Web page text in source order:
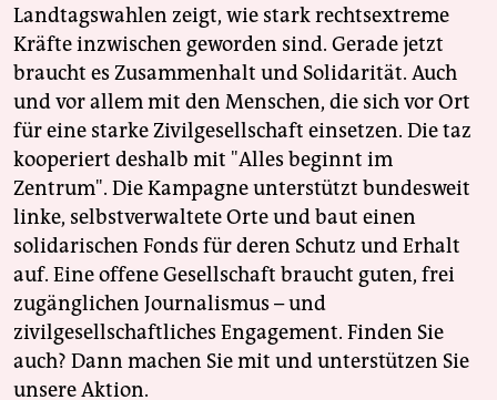
Landtagswahlen zeigt, wie stark rechtsextreme
Kräfte inzwischen geworden sind. Gerade jetzt
braucht es Zusammenhalt und Solidarität. Auch
und vor allem mit den Menschen, die sich vor Ort
für eine starke Zivilgesellschaft einsetzen. Die taz
kooperiert deshalb mit "Alles beginnt im
Zentrum". Die Kampagne unterstützt bundesweit
linke, selbstverwaltete Orte und baut einen
solidarischen Fonds für deren Schutz und Erhalt
auf. Eine offene Gesellschaft braucht guten, frei
zugänglichen Journalismus – und
zivilgesellschaftliches Engagement. Finden Sie
auch? Dann machen Sie mit und unterstützen Sie
unsere Aktion.